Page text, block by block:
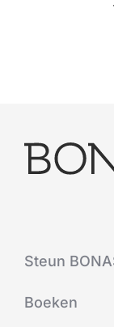
Steun
Boeken